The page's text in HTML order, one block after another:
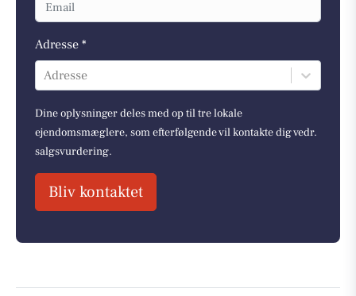
Adresse *
Adresse
Dine oplysninger deles med op til tre lokale
ejendomsmæglere, som efterfølgende vil kontakte dig vedr.
salgsvurdering.
Bliv kontaktet